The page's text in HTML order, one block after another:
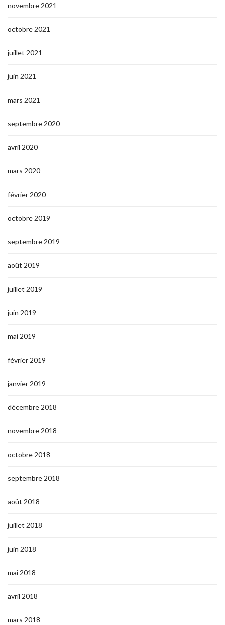
novembre 2021
octobre 2021
juillet 2021
juin 2021
mars 2021
septembre 2020
avril 2020
mars 2020
février 2020
octobre 2019
septembre 2019
août 2019
juillet 2019
juin 2019
mai 2019
février 2019
janvier 2019
décembre 2018
novembre 2018
octobre 2018
septembre 2018
août 2018
juillet 2018
juin 2018
mai 2018
avril 2018
mars 2018